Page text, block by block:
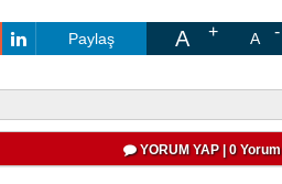
Paylaş A A
YORUM YAP | 0 Yorum